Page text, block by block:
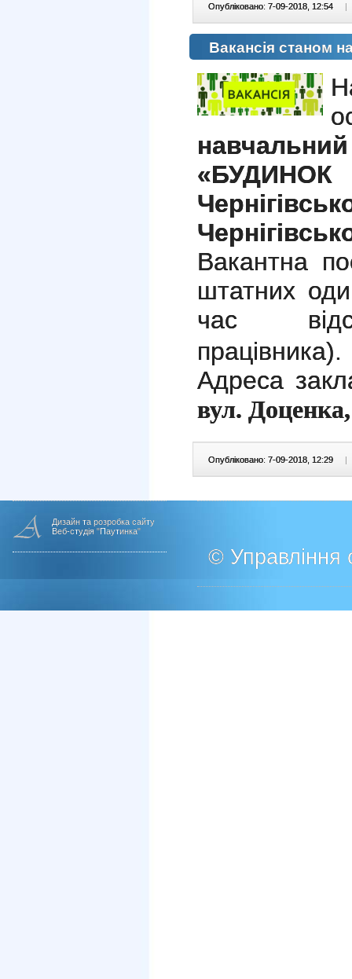
Опубліковано: 7-09-2018, 12:54 |
Вакансія станом
Вакантна
штатних
час
працівника).
Адреса
вул.
Опубліковано: 7-09-2018, 12:29 |
Дизайн та розробка сайту
Веб-студія "Паутинка"
© Управління